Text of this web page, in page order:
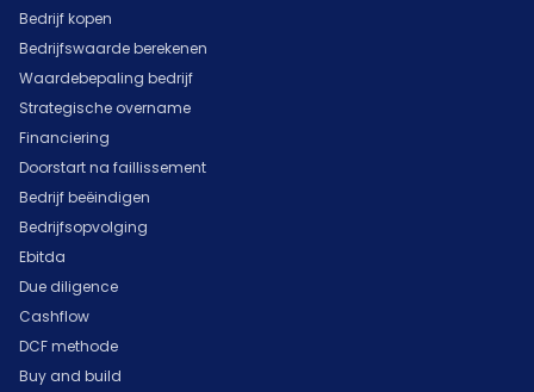
Bedrijf kopen
Bedrijfswaarde berekenen
Waardebepaling bedrijf
Strategische overname
Financiering
Doorstart na faillissement
Bedrijf beëindigen
Bedrijfsopvolging
Ebitda
Due diligence
Cashflow
DCF methode
Buy and build